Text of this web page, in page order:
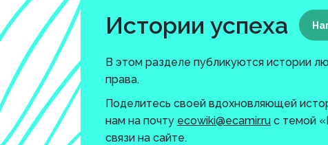
Истории успеха
В этом разделе публикуются истории
права.
Поделитесь своей вдохновляющей
нам на почту ecowiki@ecamir.ru c темой
связи на сайте.